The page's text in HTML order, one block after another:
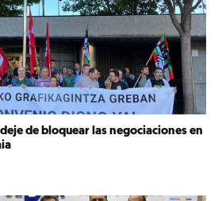
deje de bloquear las negociaciones en